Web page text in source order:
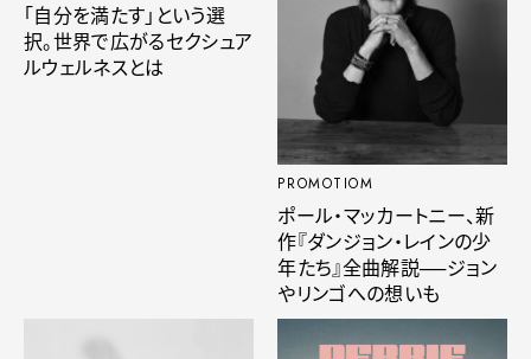
「自分を満たす」という選
択。世界で広がるセクシュア
ルウェルネスとは
PROMOTIOM
ポール・マッカートニー、新
作『ダンジョン・レインの少
年たち』全曲解説──ジョン
やリンゴへの想いも